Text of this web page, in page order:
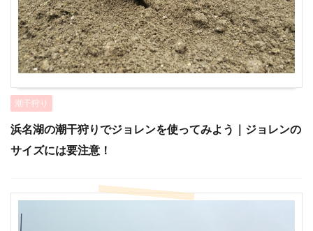
潮干狩り
浜名湖の潮干狩りでジョレンを使ってみよう｜ジョレンの
サイズには要注意！